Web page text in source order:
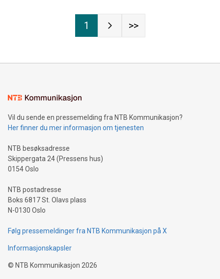
1 >>
Vil du sende en pressemelding fra NTB Kommunikasjon?
Her finner du mer informasjon om tjenesten
NTB besøksadresse
Skippergata 24 (Pressens hus)
0154 Oslo
NTB postadresse
Boks 6817 St. Olavs plass
N-0130 Oslo
Følg pressemeldinger fra NTB Kommunikasjon på X
Informasjonskapsler
© NTB Kommunikasjon 2026